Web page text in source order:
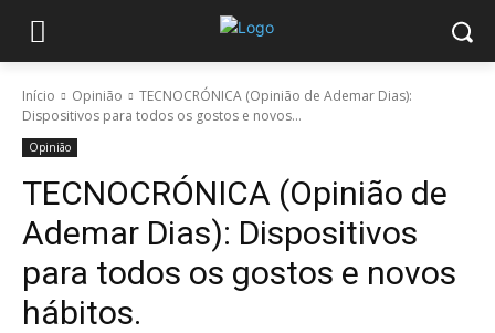
Início Opinião
TECNOCRÓNICA (Opinião de Ademar Dias):
Dispositivos para todos os gostos e novos...
Opinião
TECNOCRÓNICA (Opinião de
Ademar Dias): Dispositivos
para todos os gostos e novos
hábitos.